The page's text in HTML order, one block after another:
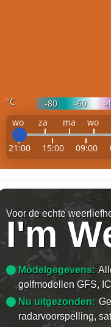
°C -80 -60 -
wo
za ma wo
21:00 15:00 09:00
Voor de echte
I'm
Modelgegevens:
golfmodellen GFS,
Nu uitgezonden:
radarvoorspelling,